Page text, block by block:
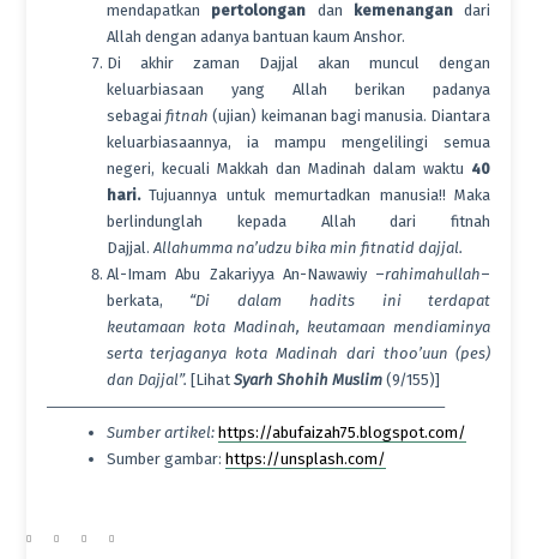
mendapatkan pertolongan dan kemenangan dari
Allah dengan adanya bantuan kaum Anshor.
Di akhir zaman Dajjal akan muncul dengan
keluarbiasaan yang Allah berikan padanya
sebagai fitnah (ujian) keimanan bagi manusia. Diantara
keluarbiasaannya, ia mampu mengelilingi semua
negeri, kecuali Makkah dan Madinah dalam waktu 40
hari.Tujuannya untuk memurtadkan manusia!! Maka
berlindunglah kepada Allah dari fitnah
Dajjal.Allahumma na’udzu bika min fitnatid dajjal.
Al-Imam Abu Zakariyya An-Nawawiy –rahimahullah–
berkata, “Di dalam hadits ini terdapat
keutamaan kota Madinah, keutamaan mendiaminya
serta terjaganya kota Madinah dari thoo’uun (pes)
dan Dajjal”. [Lihat Syarh Shohih Muslim (9/155)]
—————————————————————————–
Sumber artikel: https://abufaizah75.blogspot.com/
Sumber gambar: https://unsplash.com/